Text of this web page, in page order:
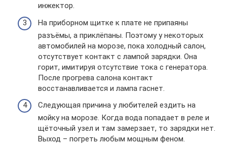
инжектор.
На приборном щитке к плате не припаяны
разъёмы, а приклёпаны. Поэтому у некоторых
автомобилей на морозе, пока холодный салон,
отсутствует контакт с лампой зарядки. Она
горит, имитируя отсутствие тока с генератора.
После прогрева салона контакт
восстанавливается и лампа гаснет.
Следующая причина у любителей ездить на
мойку на морозе. Когда вода попадает в реле и
щёточный узел и там замерзает, то зарядки нет.
Выход – погреть любым мощным феном.